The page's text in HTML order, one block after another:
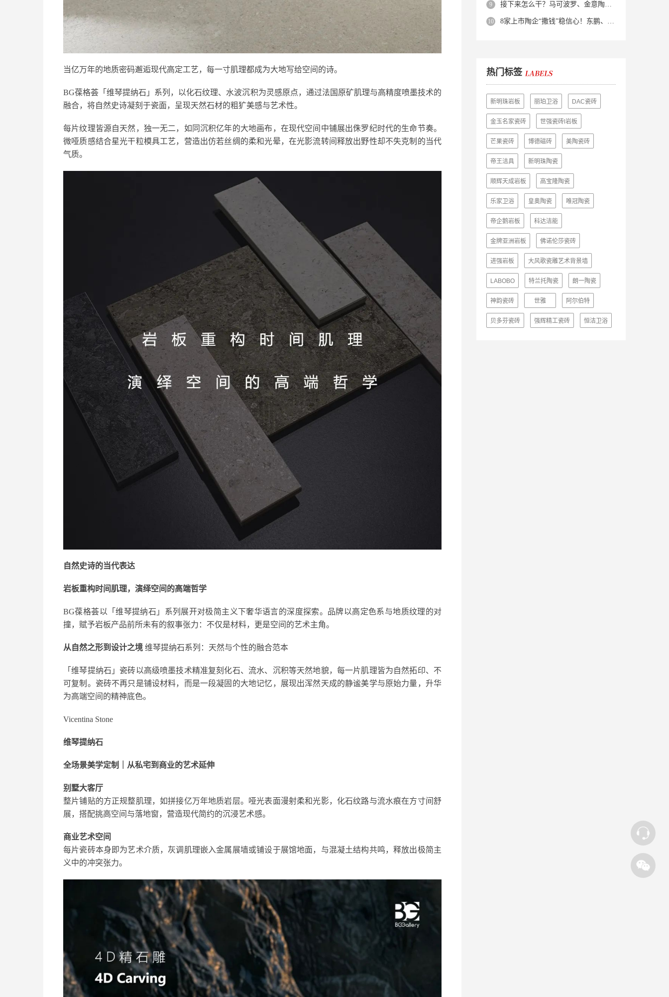
当亿万年的地质密码邂逅现代高定工艺，每一寸肌理都成为大地写给空间的诗。
BG葆格荟「维琴提纳石 」系列，以化石纹理、水波沉积为灵感原点，通过法国原矿肌理与高精度喷墨技术的
融合，将自然史诗凝刻于瓷面，呈现天然石材的粗犷美感与艺术性。
每片纹理皆源自天然，独一无二，如同沉积亿年的大地画布，在现代空间中铺展出侏罗纪时代的生命节奏。
微哑质感结合星光干粒模具工艺，营造出仿若丝绸的柔和光晕，在光影流转间释放出野性却不失克制的当代
气质。
自然史诗的当代表达
岩板重构时间肌理，演绎空间的高端哲学
BG葆格荟以「维琴提纳石 」系列展开对极简主义下奢华语言的深度探索。品牌以高定色系与地质纹理的对
撞，赋予岩板产品前所未有的叙事张力：不仅是材料，更是空间的艺术主角。
从自然之形到设计之境 维琴提纳石系列：天然与个性的融合范本
「维琴提纳石 」瓷砖以高级喷墨技术精准复刻化石、流水、沉积等天然地貌，每一片肌理皆为自然拓印、不
可复制。瓷砖不再只是铺设材料，而是一段凝固的大地记忆，展现出浑然天成的静谧美学与原始力量，升华
为高端空间的精神底色。
Vicentina Stone
维琴提纳石
全场景美学定制｜从私宅到商业的艺术延伸
别墅大客厅
整片铺贴的方正规整肌理，如拼接亿万年地质岩层。哑光表面漫射柔和光影，化石纹路与流水痕在方寸间舒
展，搭配挑高空间与落地窗，营造现代简约的沉浸艺术感。
商业艺术空间
每片瓷砖本身即为艺术介质，灰调肌理嵌入金属展墙或铺设于展馆地面，与混凝土结构共鸣，释放出极简主
义中的冲突张力。
接下来怎么干？马可波罗、金意陶、蒙娜丽莎、箭牌、欧神诺、宏宇…
8家上市陶企“撒钱”稳信心！东鹏、蒙娜丽莎等启动回购增持
热门标签
新明珠岩板 丽珀卫浴 DAC瓷砖
金玉名家瓷砖 世强瓷砖l岩板
芒果瓷砖 博德磁砖 美陶瓷砖
帝王洁具 新明珠陶瓷
顺辉天成岩板 高宝隆陶瓷
乐家卫浴 皇奥陶瓷 唯冠陶瓷
帝企鹅岩板 科达洁能
金牌亚洲岩板 佛诺伦莎瓷砖
进强岩板 大风歌瓷雕艺术背景墙
LABOBO 特兰托陶瓷 朗一陶瓷
神韵瓷砖 世雅 阿尔伯特
贝多芬瓷砖 强辉精工瓷砖 恒洁卫浴